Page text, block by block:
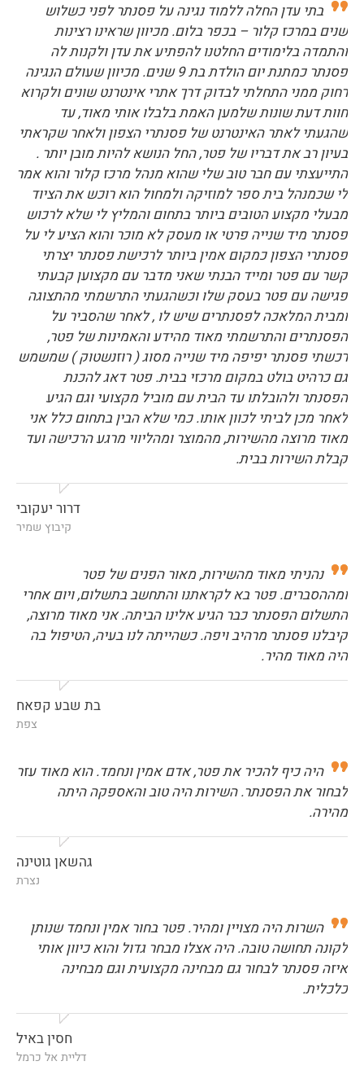
בתי עדן החלה ללמוד נגינה על פסנתר לפני כשלוש
שנים במרכז קלור – בכפר בלום. מכיוון שראינו רצינות
והתמדה בלימודים החלטנו להפתיע את עדן ולקנות לה
פסנתר כמתנת יום הולדת בת 9 שנים. מכיוון שעולם הנגינה
רחוק ממני התחלתי לבדוק דרך אתרי אינטרנט שונים ולקרוא
חוות דעת שונות שלמען האמת בלבלו אותי מאוד, עד
שהגעתי לאתר האינטרנט של פסנתרי הצפון ולאחר שקראתי
בעיון רב את דבריו של פטר, החל הנושא להיות מובן יותר .
התייעצתי עם חבר טוב שלי שהוא מנהל מרכז קלור והוא אמר
לי שכמנהל בית ספר למוזיקה ולמחול הוא רוכש את הציוד
מבעלי מקצוע הטובים ביותר בתחום והמליץ לי שלא לרכוש
פסנתר מיד שנייה פרטי או מעסק לא מוכר והוא הציע לי על
פסנתרי הצפון כמקום אמין ביותר לרכישת פסנתר יצרתי
קשר עם פטר ומייד הבנתי שאני מדבר עם מקצוען קבעתי
פגישה עם פטר בעסק שלו וכשהגעתי התרשמתי מהתצוגה
ומבית המלאכה לפסנתרים שיש לו , לאחר שהסביר על
הפסנתרים והתרשמתי מאוד מהידע והאמינות של פטר,
רכשתי פסנתר יפיפה מיד שנייה מסוג ( רוזנשטוק ) שמשמש
גם כרהיט בולט במקום מרכזי בבית. פטר דאג להכנת
הפסנתר ולהובלתו עד הבית עם מוביל מקצועי וגם הגיע
לאחר מכן לביתי לכוון אותו. כמי שלא הבין בתחום כלל אני
מאוד מרוצה מהשירות, מהמוצר ומהליווי מרגע הרכישה ועד
קבלת השירות בבית.
דרור יעקובי
קיבוץ שמיר
נהניתי מאוד מהשירות, מאור הפנים של פטר
ומההסברים. פטר בא לקראתנו והתחשב בתשלום, ויום אחרי
התשלום הפסנתר כבר הגיע אלינו הביתה. אני מאוד מרוצה,
קיבלנו פסנתר מרהיב ויפה. כשהייתה לנו בעיה, הטיפול בה
היה מאוד מהיר.
בת שבע קפאח
צפת
היה כיף להכיר את פטר, אדם אמין ונחמד. הוא מאוד עזר
לבחור את הפסנתר. השירות היה טוב והאספקה היתה
מהירה.
גהשאן גוטינה
נצרת
השרות היה מצויין ומהיר. פטר בחור אמין ונחמד שנותן
לקונה תחושה טובה. היה אצלו מבחר גדול והוא כיוון אותי
איזה פסנתר לבחור גם מבחינה מקצועית וגם מבחינה
כלכלית.
חסין באיל
דליית אל כרמל